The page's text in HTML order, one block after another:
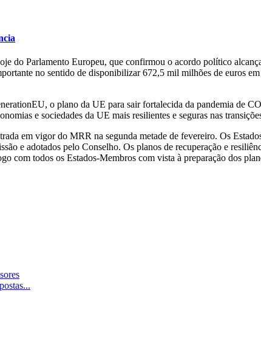
do Parlamento Europeu, que confirmou o acordo político
no sentido de disponibilizar 672,5 mil milhões de euros
o plano da UE para sair fortalecida da pandemia de
e sociedades da UE mais resilientes e seguras nas
em vigor do MRR na segunda metade de fevereiro. Os
e adotados pelo Conselho. Os planos de recuperação e
com todos os Estados-Membros com vista à preparação dos